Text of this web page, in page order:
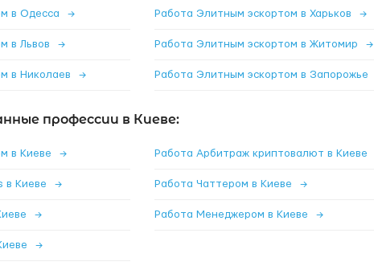
в Одесса → Работа Элитным эскортом в Харьков →
в Львов → Работа Элитным эскортом в Житомир →
в Николаев → Работа Элитным эскортом в Запорожье
профессии в Киеве:
в Киеве → Работа Арбитраж криптовалют в Киеве
в Киеве → Работа Чаттером в Киеве →
→ Работа Менеджером в Киеве →
→